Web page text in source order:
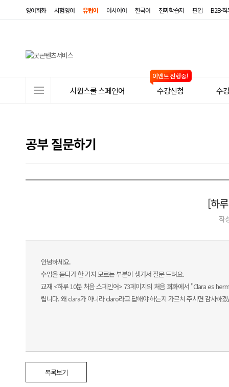
영어회화 시험영어 유럽어 아시아어 한국어 진짜학습지 편입 B2B·
뉴
시원스쿨 스페인어 수강신청 수
공부 질문하기
[하
작
안녕하세요.
수업을 듣다가 한 가지 모르는 부분이 생겨서 질문 드려요.
교재 <하루 10분 처음 스페인어> 73페이지의 처음 회화에서 "Clara es
립니다. 왜 clara가 아니라 claro라고 답해야 하는지 가르쳐 주시면 감사하
목록보기